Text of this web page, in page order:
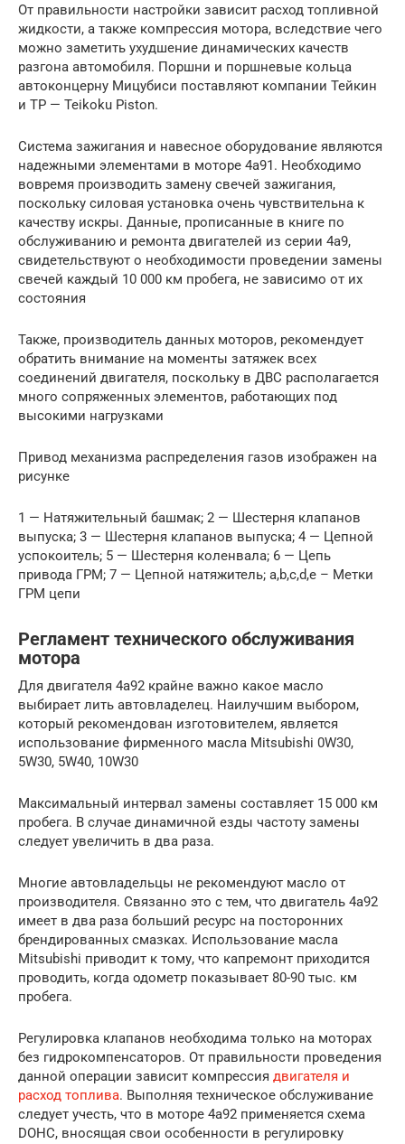
От правильности настройки зависит расход топливной
жидкости, а также компрессия мотора, вследствие чего
можно заметить ухудшение динамических качеств
разгона автомобиля. Поршни и поршневые кольца
автоконцерну Мицубиси поставляют компании Тейкин
и TP — Teikoku Piston.
Система зажигания и навесное оборудование являются
надежными элементами в моторе 4a91. Необходимо
вовремя производить замену свечей зажигания,
поскольку силовая установка очень чувствительна к
качеству искры. Данные, прописанные в книге по
обслуживанию и ремонта двигателей из серии 4a9,
свидетельствуют о необходимости проведении замены
свечей каждый 10 000 км пробега, не зависимо от их
состояния
Также, производитель данных моторов, рекомендует
обратить внимание на моменты затяжек всех
соединений двигателя, поскольку в ДВС располагается
много сопряженных элементов, работающих под
высокими нагрузками
Привод механизма распределения газов изображен на
рисунке
1 — Натяжительный башмак; 2 — Шестерня клапанов
выпуска; 3 — Шестерня клапанов выпуска; 4 — Цепной
успокоитель; 5 — Шестерня коленвала; 6 — Цепь
привода ГРМ; 7 — Цепной натяжитель; a,b,c,d,e – Метки
ГРМ цепи
Регламент технического обслуживания
мотора
Для двигателя 4a92 крайне важно какое масло
выбирает лить автовладелец. Наилучшим выбором,
который рекомендован изготовителем, является
использование фирменного масла Mitsubishi 0W30,
5W30, 5W40, 10W30
Максимальный интервал замены составляет 15 000 км
пробега. В случае динамичной езды частоту замены
следует увеличить в два раза.
Многие автовладельцы не рекомендуют масло от
производителя. Связанно это с тем, что двигатель 4a92
имеет в два раза больший ресурс на посторонних
брендированных смазках. Использование масла
Mitsubishi приводит к тому, что капремонт приходится
проводить, когда одометр показывает 80-90 тыс. км
пробега.
Регулировка клапанов необходима только на моторах
без гидрокомпенсаторов. От правильности проведения
данной операции зависит компрессия двигателя и
расход топлива. Выполняя техническое обслуживание
следует учесть, что в моторе 4a92 применяется схема
DOHC, вносящая свои особенности в регулировку